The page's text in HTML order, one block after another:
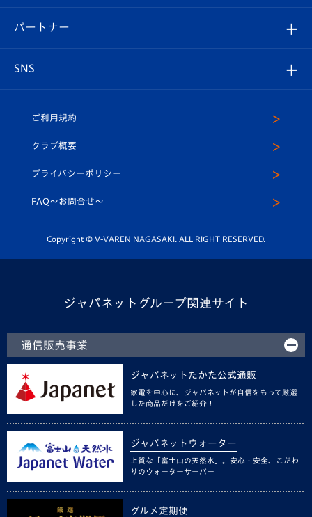
メディア
ホームタウン
マスコット紹介
平和祈念活動
ホームタウン活動
ヴィヴィくんの長崎おもてなしガイド
スタジアムグルメ
V-LOVERS（ファンクラブ）
プレイヤーズスイート
店舗情報
育成からのお知らせ
U-18
スクール
パートナー
SNS
ヴィヴィくんインスタグラム
公式LINE＠
ご利用規約
クラブ概要
プライバシーポリシー
FAQ〜お問合せ〜
Copyright © V-VAREN NAGASAKI. ALL RIGHT RESERVED.
ジャパネットグループ関連サイト
通信販売事業
ジャパネットたかた公式通販
家電を中心に、ジャパネットが自信をもって厳選
した商品だけをご紹介！
ジャパネットウォーター
上質な「富士山の天然水」。安心・安全、こだわ
りのウォーターサーバー
グルメ定期便